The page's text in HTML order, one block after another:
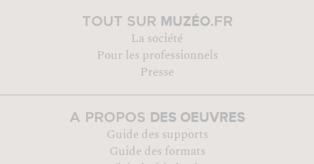
TOUT SUR MUZÉO.FR
La société
Pour les professionnels
Presse
A PROPOS DES OEUVRES
Guide des supports
Guide des formats